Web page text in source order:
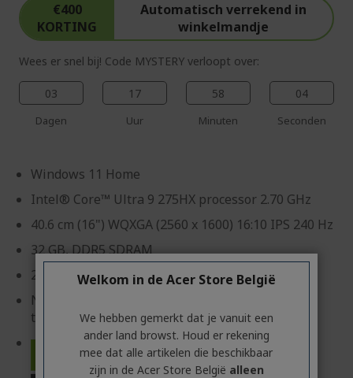
€400
KORTING
Automatisch verrekend in
winkelmandje
Wees er snel bij! Code MYSTERY verloopt over:
03
Dagen
17
Uur
58
Minuten
03
Seconden
Windows 11 Home
Intel® Core™ Ultra 9 275HX processor 2.70 GHz
40.6 cm (16") WQXGA (2560 x 1600) 16:10 IPS 240 Hz
32 GB, DDR5 SDRAM
2 TB SSD
NVIDIA® GeForce RTX™ 5070Ti met 12 GB
toegewijd geheugen
Welkom in de Acer Store België
We hebben gemerkt dat je vanuit een
ander land browst. Houd er rekening
mee dat alle artikelen die beschikbaar
zijn in de Acer Store België alleen